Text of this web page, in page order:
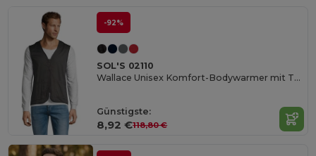
-92%
SOL'S 02110
Wallace Unisex Komfort-Bodywarmer mit Taschen
Günstigste:
8,92 €118,80 €